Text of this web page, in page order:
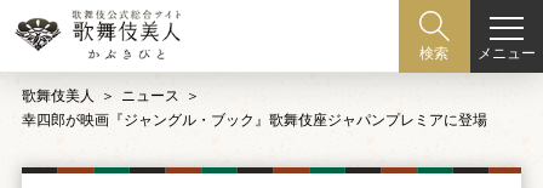
検索 メニュー
歌舞伎美人
ニュース
幸四郎が映画『ジャングル・ブック』歌舞伎座ジャパンプレミアに登場